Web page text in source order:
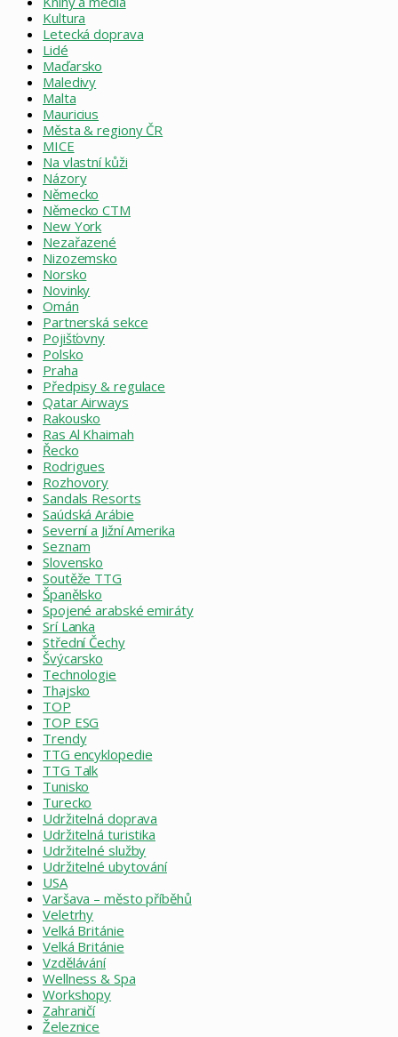
Kultura
Letecká doprava
Lidé
Maďarsko
Maledivy
Malta
Mauricius
Města & regiony ČR
MICE
Na vlastní kůži
Názory
Německo
Německo CTM
New York
Nezařazené
Nizozemsko
Norsko
Novinky
Omán
Partnerská sekce
Pojišťovny
Polsko
Praha
Předpisy & regulace
Qatar Airways
Rakousko
Ras Al Khaimah
Řecko
Rodrigues
Rozhovory
Sandals Resorts
Saúdská Arábie
Severní a Jižní Amerika
Seznam
Slovensko
Soutěže TTG
Španělsko
Spojené arabské emiráty
Srí Lanka
Střední Čechy
Švýcarsko
Technologie
Thajsko
TOP
TOP ESG
Trendy
TTG encyklopedie
TTG Talk
Tunisko
Turecko
Udržitelná doprava
Udržitelná turistika
Udržitelné služby
Udržitelné ubytování
USA
Varšava – město příběhů
Veletrhy
Velká Británie
Velká Británie
Vzdělávání
Wellness & Spa
Workshopy
Zahraničí
Železnice